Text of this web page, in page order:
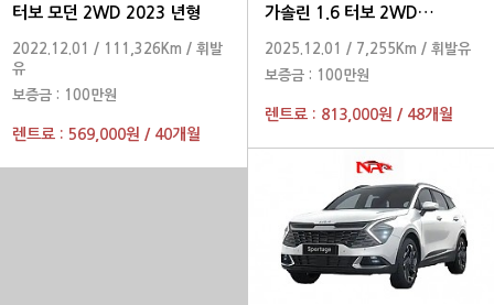
터보 모던 2WD 2023 년형
2022.12.01 / 111,326Km / 휘발
유
보증금 : 100만원
렌트료 : 569,000원 / 40개월
가솔린 1.6 터보 2WD
2025.12.01 / 7,255Km / 휘발유
보증금 : 100만원
렌트료 : 813,000원 / 48개월